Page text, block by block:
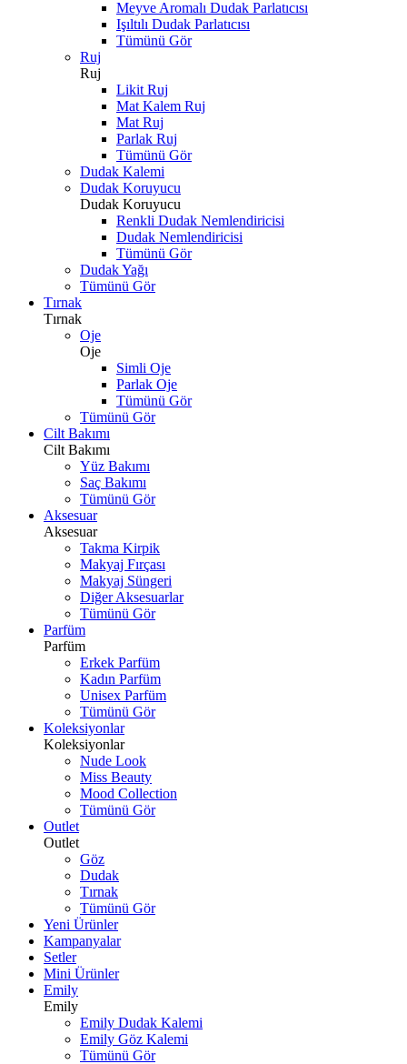
Meyve Aromalı Dudak Parlatıcısı
Işıltılı Dudak Parlatıcısı
Tümünü Gör
Ruj
Ruj
Likit Ruj
Mat Kalem Ruj
Mat Ruj
Parlak Ruj
Tümünü Gör
Dudak Kalemi
Dudak Koruyucu
Dudak Koruyucu
Renkli Dudak Nemlendiricisi
Dudak Nemlendiricisi
Tümünü Gör
Dudak Yağı
Tümünü Gör
Tırnak
Tırnak
Oje
Oje
Simli Oje
Parlak Oje
Tümünü Gör
Tümünü Gör
Cilt Bakımı
Cilt Bakımı
Yüz Bakımı
Saç Bakımı
Tümünü Gör
Aksesuar
Aksesuar
Takma Kirpik
Makyaj Fırçası
Makyaj Süngeri
Diğer Aksesuarlar
Tümünü Gör
Parfüm
Parfüm
Erkek Parfüm
Kadın Parfüm
Unisex Parfüm
Tümünü Gör
Koleksiyonlar
Koleksiyonlar
Nude Look
Miss Beauty
Mood Collection
Tümünü Gör
Outlet
Outlet
Göz
Dudak
Tırnak
Tümünü Gör
Yeni Ürünler
Kampanyalar
Setler
Mini Ürünler
Emily
Emily
Emily Dudak Kalemi
Emily Göz Kalemi
Tümünü Gör